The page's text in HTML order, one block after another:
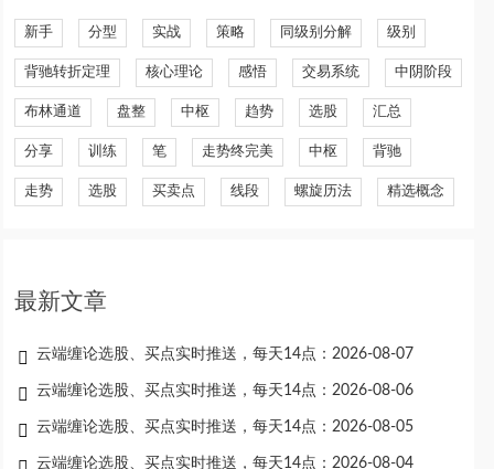
新手 分型 实战 策略 同级别分解 级别
背驰转折定理 核心理论 感悟 交易系统 中阴阶段
布林通道 盘整 中枢 趋势 选股 汇总
分享 训练 笔 走势终完美 中枢 背驰
走势 选股 买卖点 线段 螺旋历法 精选概念
最新文章
云端缠论选股、买点实时推送，每天14点：2026-08-07
云端缠论选股、买点实时推送，每天14点：2026-08-06
云端缠论选股、买点实时推送，每天14点：2026-08-05
云端缠论选股、买点实时推送，每天14点：2026-08-04